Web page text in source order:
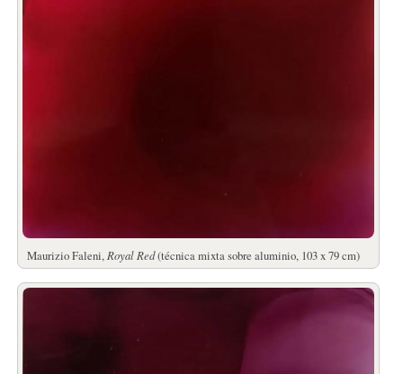
Maurizio Faleni, Royal Red(técnica mixta sobre aluminio, 103 x 79 cm)